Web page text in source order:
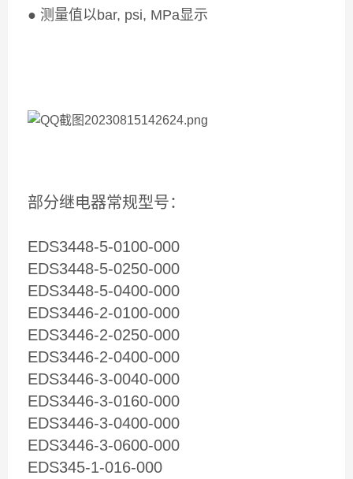
● 测量值以bar, psi, MPa显示
部分继电器常规型号：
EDS3448-5-0100-000
EDS3448-5-0250-000
EDS3448-5-0400-000
EDS3446-2-0100-000
EDS3446-2-0250-000
EDS3446-2-0400-000
EDS3446-3-0040-000
EDS3446-3-0160-000
EDS3446-3-0400-000
EDS3446-3-0600-000
EDS345-1-016-000